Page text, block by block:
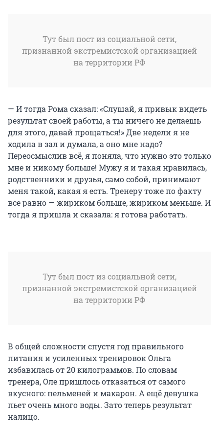
Тут был пост из социальной сети,
признанной экстремистской организацией
на территории РФ
— И тогда Рома сказал: «Слушай, я привык видеть
результат своей работы, а ты ничего не делаешь
для этого, давай прощаться!» Две недели я не
ходила в зал и думала, а оно мне надо?
Переосмыслив всё, я поняла, что нужно это только
мне и никому больше! Мужу я и такая нравилась,
родственники и друзья, само собой, принимают
меня такой, какая я есть. Тренеру тоже по факту
все равно — жириком больше, жириком меньше. И
тогда я пришла и сказала: я готова работать.
Тут был пост из социальной сети,
признанной экстремистской организацией
на территории РФ
В общей сложности спустя год правильного
питания и усиленных тренировок Ольга
избавилась от 20 килограммов. По словам
тренера, Оле пришлось отказаться от самого
вкусного: пельменей и макарон. А ещё девушка
пьет очень много воды. Зато теперь результат
налицо.